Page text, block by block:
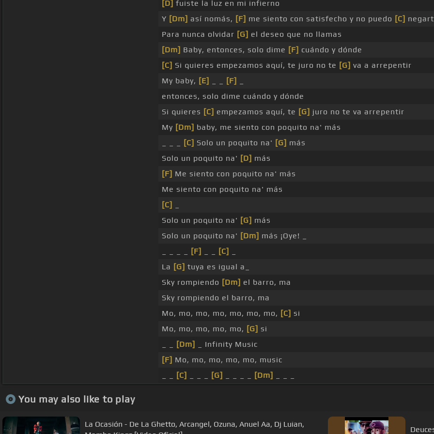
[D] fuiste la luz en mi infierno
Y [Dm] así nomás, [F] me siento con satisfecho y no puedo [C]
Para nunca olvidar [G] el deseo que no llamas
[Dm] Baby, entonces, solo dime [F] cuándo y dónde
[C] Si quieres empezamos aquí, te juro no te [G] va a arrepentir
My baby, [E] [F]
entonces, solo dime cuándo y dónde
Si quieres [C] empezamos aquí, te [G] juro no te va arrepentir
My [Dm] baby, me siento con poquito na' más
[C] Solo un poquito na' [G] más
Solo un poquito na' [D] más
[F] Me siento con poquito na' más
Me siento con poquito na' más
[C]
Solo un poquito na' [G] más
Solo un poquito na' [Dm] más ¡Oye! _
[F] [C]
La [G] tuya es igual a_
Sky rompiendo [Dm] el barro, ma
Sky rompiendo el barro, ma
Mo, mo, mo, mo, mo, mo, mo, [C] si
Mo, mo, mo, mo, mo, [G] si
[Dm]
_ Infinity Music
[F] Mo, mo, mo, mo, mo, music
[C] [G] [Dm]
You may also like to play
La Ocasión - De La Ghetto, Arcangel, Ozuna, Anuel Aa, Dj Luian,